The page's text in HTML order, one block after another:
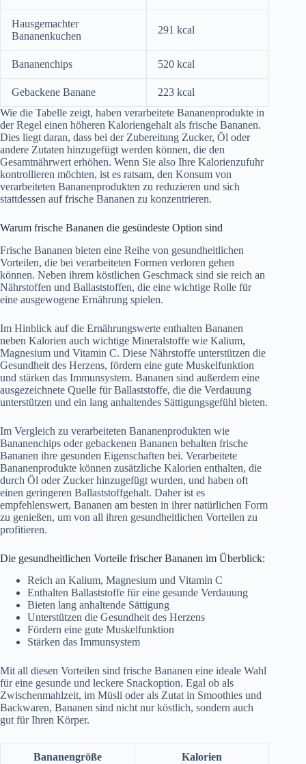
Hausgemachter
Bananenkuchen
291 kcal
Bananenchips 520 kcal
Gebackene Banane
223 kcal
Wie die Tabelle zeigt, haben verarbeitete Bananenprodukte in
der Regel einen höheren Kaloriengehalt als frische Bananen.
Dies liegt daran, dass bei der Zubereitung Zucker, Öl oder
andere Zutaten hinzugefügt werden können, die den
Gesamtnährwert erhöhen. Wenn Sie also Ihre Kalorienzufuhr
kontrollieren möchten, ist es ratsam, den Konsum von
verarbeiteten Bananenprodukten zu reduzieren und sich
stattdessen auf frische Bananen zu konzentrieren.
Warum frische Bananen die gesündeste Option sind
Frische Bananen bieten eine Reihe von gesundheitlichen
Vorteilen, die bei verarbeiteten Formen verloren gehen
können. Neben ihrem köstlichen Geschmack sind sie reich an
Nährstoffen und Ballaststoffen, die eine wichtige Rolle für
eine ausgewogene Ernährung spielen.
Im Hinblick auf die Ernährungswerte enthalten Bananen
neben Kalorien auch wichtige Mineralstoffe wie Kalium,
Magnesium und Vitamin C. Diese Nährstoffe unterstützen die
Gesundheit des Herzens, fördern eine gute Muskelfunktion
und stärken das Immunsystem. Bananen sind außerdem eine
ausgezeichnete Quelle für Ballaststoffe, die die Verdauung
unterstützen und ein lang anhaltendes Sättigungsgefühl bieten.
Im Vergleich zu verarbeiteten Bananenprodukten wie
Bananenchips oder gebackenen Bananen behalten frische
Bananen ihre gesunden Eigenschaften bei. Verarbeitete
Bananenprodukte können zusätzliche Kalorien enthalten, die
durch Öl oder Zucker hinzugefügt wurden, und haben oft
einen geringeren Ballaststoffgehalt. Daher ist es
empfehlenswert, Bananen am besten in ihrer natürlichen Form
zu genießen, um von all ihren gesundheitlichen Vorteilen zu
profitieren.
Die gesundheitlichen Vorteile frischer Bananen im Überblick:
Reich an Kalium, Magnesium und Vitamin C
Enthalten Ballaststoffe für eine gesunde Verdauung
Bieten lang anhaltende Sättigung
Unterstützen die Gesundheit des Herzens
Fördern eine gute Muskelfunktion
Stärken das Immunsystem
Mit all diesen Vorteilen sind frische Bananen eine ideale Wahl
für eine gesunde und leckere Snackoption. Egal ob als
Zwischenmahlzeit, im Müsli oder als Zutat in Smoothies und
Backwaren, Bananen sind nicht nur köstlich, sondern auch
gut für Ihren Körper.
Bananengröße Kalorien